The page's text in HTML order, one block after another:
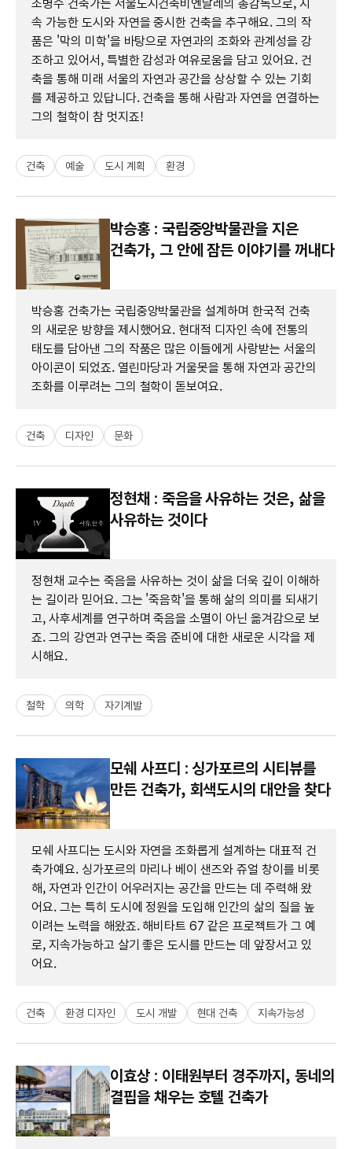
조병수 건축가는 서울도시건축비엔날레의 총감독으로, 지
속 가능한 도시와 자연을 중시한 건축을 추구해요. 그의 작
품은 '막의 미학'을 바탕으로 자연과의 조화와 관계성을 강
조하고 있어서, 특별한 감성과 여유로움을 담고 있어요. 건
축을 통해 미래 서울의 자연과 공간을 상상할 수 있는 기회
를 제공하고 있답니다. 건축을 통해 사람과 자연을 연결하는
그의 철학이 참 멋지죠!
건축 예술 도시 계획 환경
박승홍 : 국립중앙박물관을 지은
건축가, 그 안에 잠든 이야기를 꺼내다
박승홍 건축가는 국립중앙박물관을 설계하며 한국적 건축
의 새로운 방향을 제시했어요. 현대적 디자인 속에 전통의
태도를 담아낸 그의 작품은 많은 이들에게 사랑받는 서울의
아이콘이 되었죠. 열린마당과 거울못을 통해 자연과 공간의
조화를 이루려는 그의 철학이 돋보여요.
건축 디자인 문화
정현채 : 죽음을 사유하는 것은, 삶을
사유하는 것이다
정현채 교수는 죽음을 사유하는 것이 삶을 더욱 깊이 이해하
는 길이라 믿어요. 그는 '죽음학'을 통해 삶의 의미를 되새기
고, 사후세계를 연구하며 죽음을 소멸이 아닌 옮겨감으로 보
죠. 그의 강연과 연구는 죽음 준비에 대한 새로운 시각을 제
시해요.
철학 의학 자기계발
모쉐 사프디 : 싱가포르의 시티뷰를
만든 건축가, 회색도시의 대안을 찾다
모쉐 사프디는 도시와 자연을 조화롭게 설계하는 대표적 건
축가예요. 싱가포르의 마리나 베이 샌즈와 쥬얼 창이를 비롯
해, 자연과 인간이 어우러지는 공간을 만드는 데 주력해 왔
어요. 그는 특히 도시에 정원을 도입해 인간의 삶의 질을 높
이려는 노력을 해왔죠. 해비타트 67 같은 프로젝트가 그 예
로, 지속가능하고 살기 좋은 도시를 만드는 데 앞장서고 있
어요.
건축 환경 디자인 도시 개발 현대 건축 지속가능성
이효상 : 이태원부터 경주까지, 동네의
결핍을 채우는 호텔 건축가